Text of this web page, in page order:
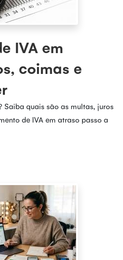
IVA em
coimas e
Saiba quais são as multas, juros
de IVA em atraso passo a